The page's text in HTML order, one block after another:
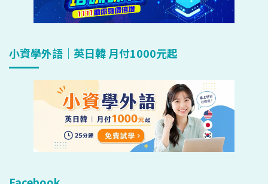
小資學外語｜英日韓 月付1000元起